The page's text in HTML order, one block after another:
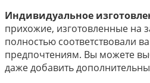
Индивидуальное
прихожие, изготовленные на
полностью соответствовали
предпочтениям. Вы можете
даже добавить